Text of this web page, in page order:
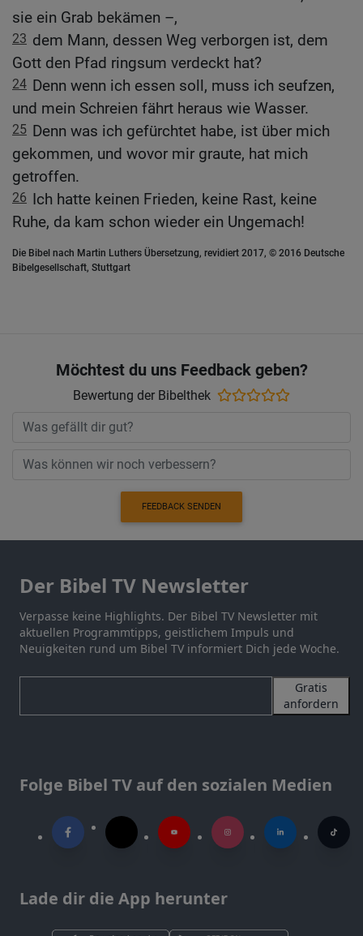
sie ein Grab bekämen –,
23 dem Mann, dessen Weg verborgen ist, dem
Gott den Pfad ringsum verdeckt hat?
24 Denn wenn ich essen soll, muss ich seufzen,
und mein Schreien fährt heraus wie Wasser.
25 Denn was ich gefürchtet habe, ist über mich
gekommen, und wovor mir graute, hat mich
getroffen.
26 Ich hatte keinen Frieden, keine Rast, keine
Ruhe, da kam schon wieder ein Ungemach!
Die Bibel nach Martin Luthers Übersetzung, revidiert 2017, © 2016 Deutsche
Bibelgesellschaft, Stuttgart
Möchtest du uns Feedback geben?
Bewertung der Bibelthek
FEEDBACK SENDEN
Der Bibel TV Newsletter
Verpasse keine Highlights. Der Bibel TV Newsletter mit
aktuellen Programmtipps, geistlichem Impuls und
Neuigkeiten rund um Bibel TV informiert Dich jede Woche.
Gratis
anfordern
Folge Bibel TV auf den sozialen Medien
Lade dir die App herunter